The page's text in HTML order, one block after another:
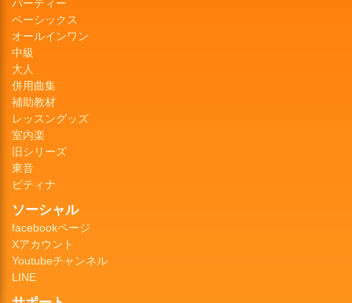
パーティー
ベーシックス
オールインワン
中級
大人
併用曲集
補助教材
レッスングッズ
室内楽
旧シリーズ
東音
ピティナ
ソーシャル
facebookページ
Xアカウント
Youtubeチャンネル
LINE